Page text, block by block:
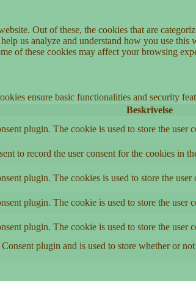
Out of these, the cookies that are
us analyze and understand how you use
of these cookies may affect your browsing
ensure basic functionalities and security
Beskrivelse
plugin. The cookie is used to store the
to record the user consent for the cookies in
plugin. The cookies is used to store the
plugin. The cookie is used to store the user
plugin. The cookie is used to store the user
plugin and is used to store whether or